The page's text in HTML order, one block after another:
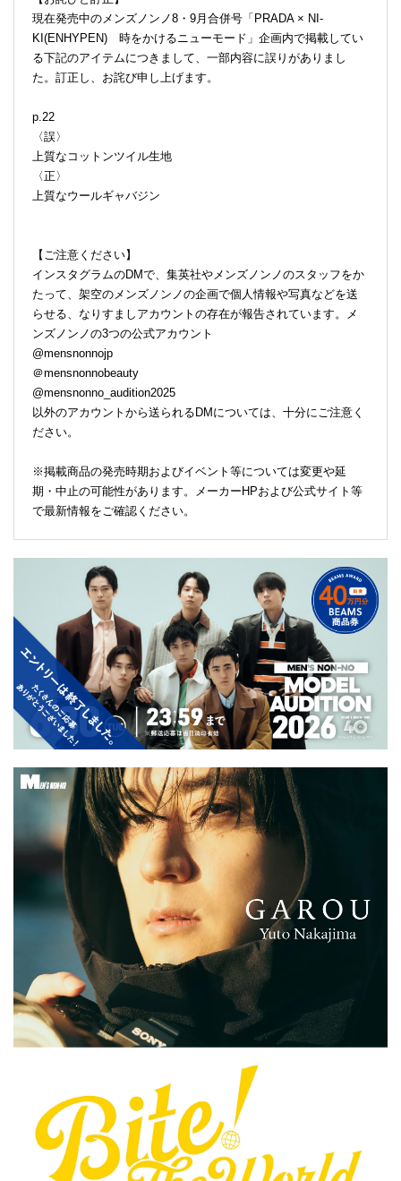
現在発売中のメンズノンノ8・9月合併号「PRADA × NI-
KI(ENHYPEN) 時をかけるニューモード」企画内で掲載してい
る下記のアイテムにつきまして、一部内容に誤りがありまし
た。訂正し、お詫び申し上げます。
p.22
〈誤〉
上質なコットンツイル生地
〈正〉
上質なウールギャバジン
【ご注意ください】
インスタグラムのDMで、集英社やメンズノンノのスタッフをか
たって、架空のメンズノンノの企画で個人情報や写真などを送
らせる、なりすましアカウントの存在が報告されています。メ
ンズノンノの3つの公式アカウント
@mensnonnojp
＠mensnonnobeauty
@mensnonno_audition2025
以外のアカウントから送られるDMについては、十分にご注意く
ださい。
※掲載商品の発売時期およびイベント等については変更や延
期・中止の可能性があります。メーカーHPおよび公式サイト等
で最新情報をご確認ください。